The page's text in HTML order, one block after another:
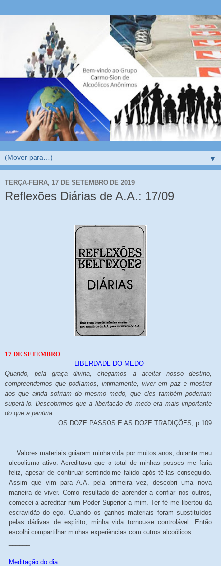
▼
TERÇA-FEIRA, 17 DE SETEMBRO DE 2019
Reflexões Diárias de A.A.: 17/09
17 DE SETEMBRO
LIBERDADE DO MEDO
Quando, pela graça divina, chegamos a aceitar nosso destino,
compreendemos que podíamos, intimamente, viver em paz e mostrar
aos que ainda sofriam do mesmo medo, que eles também poderiam
superá-lo. Descobrimos que a libertação do medo era mais importante
do que a penúria.
OS DOZE PASSOS E AS DOZE TRADIÇÕES, p.109
Valores materiais guiaram minha vida por muitos anos, durante meu
alcoolismo ativo. Acreditava que o total de minhas posses me faria
feliz, apesar de continuar sentindo-me falido após tê-las conseguido.
Assim que vim para A.A. pela primeira vez, descobri uma nova
maneira de viver. Como resultado de aprender a confiar nos outros,
comecei a acreditar num Poder Superior a mim. Ter fé me libertou da
escravidão do ego. Quando os ganhos materiais foram substituídos
pelas dádivas de espírito, minha vida tornou-se controlável. Então
escolhi compartilhar minhas experiências com outros alcoólicos.
Meditação do dia: